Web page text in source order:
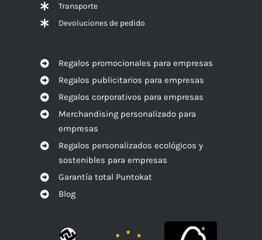
Transporte
Devoluciones de pedido
Regalos promocionales para empresas
Regalos publicitarios para empresas
Regalos corporativos para empresas
Merchandising personalizado para
empresas
Regalos personalizados ecológicos y
sostenibles para empresas
Garantía total Puntokat
Blog